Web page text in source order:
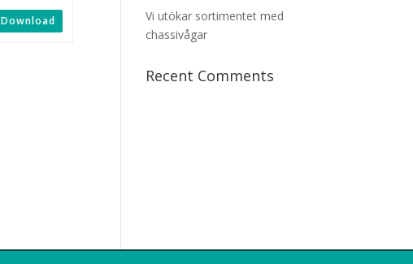
Download
Vi utökar sortimentet med
chassivågar
Recent Comments